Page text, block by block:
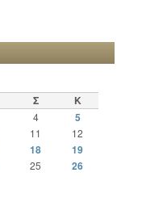
Σ
Κ
4
5
11
12
18
19
25 26